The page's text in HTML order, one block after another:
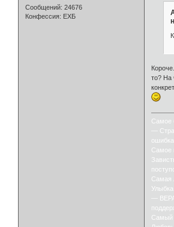
Сообщений: 24676
Конфессия: ЕХБ
то? На
Самое
—
Самое
Самая
—
Самый